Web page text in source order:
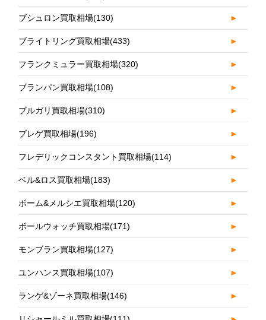
ブシュロン買取相場(130) ►
ブライトリング買取相場(433) ►
フランクミュラー買取相場(320) ►
ブランパン買取相場(108) ►
ブルガリ買取相場(310) ►
ブレゲ買取相場(196) ►
フレデリックコンスタント買取相場(114) ►
ベル&ロス買取相場(183) ►
ボーム&メルシエ買取相場(120) ►
ボールウォッチ買取相場(171) ►
モンブラン買取相場(127) ►
ユンハンス買取相場(107) ►
ランゲ&ゾーネ買取相場(146) ►